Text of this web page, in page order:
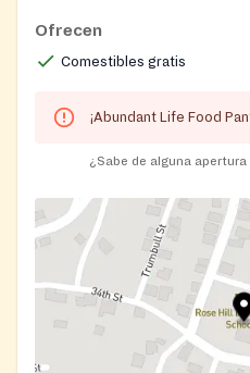
https://www.facebook.com/
Ofrecen
Comestibles gratis
¡Abundant Life Food
¿Sabe de alguna apertura